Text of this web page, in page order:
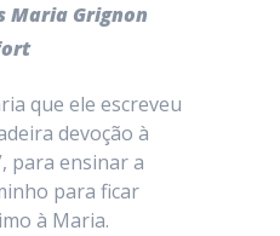
Maria Grignon
que ele escreveu
devoção à
para ensinar a
para ficar
à Maria.